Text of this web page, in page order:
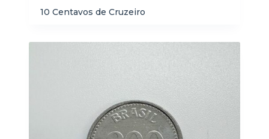
10 Centavos de Cruzeiro